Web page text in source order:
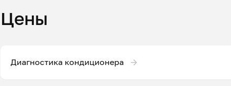
Цены
Диагностика кондиционера